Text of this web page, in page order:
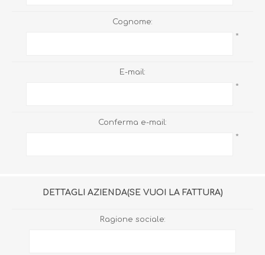
Cognome:
*
E-mail:
*
Conferma e-mail:
*
DETTAGLI AZIENDA(SE VUOI LA FATTURA)
Ragione sociale: